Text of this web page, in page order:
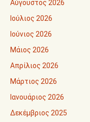
Αύγουστος 2026
Ιούλιος 2026
Ιούνιος 2026
Μάιος 2026
Απρίλιος 2026
Μάρτιος 2026
Ιανουάριος 2026
Δεκέμβριος 2025